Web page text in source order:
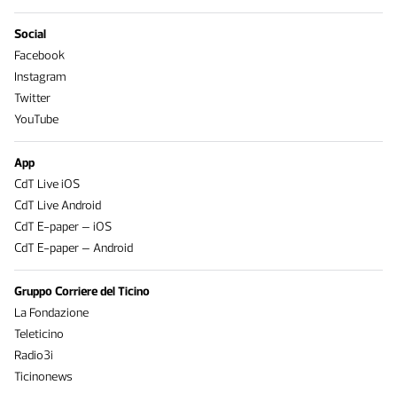
Social
Facebook
Instagram
Twitter
YouTube
App
CdT Live iOS
CdT Live Android
CdT E-paper – iOS
CdT E-paper – Android
Gruppo Corriere del Ticino
La Fondazione
Teleticino
Radio3i
Ticinonews